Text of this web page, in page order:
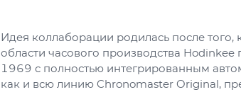
Идея коллаборации родилась после
области часового производства
1969 с полностью интегрированным
как и всю линию Chronomaster Original,